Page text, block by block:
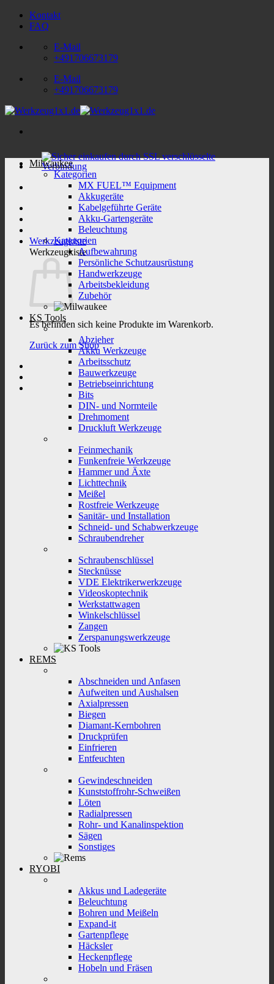
Zum
Inhalt
Kontakt
FAQ
E-Mail
+491706673179
E-Mail
+491706673179
Werkzeugkiste
Werkzeugkiste
Es befinden sich keine Produkte im Warenkorb.
Zurück zum Shop
Milwaukee
Kategorien
MX FUEL™ Equipment
Akkugeräte
Kabelgeführte Geräte
Akku-Gartengeräte
Beleuchtung
Kategorien
Aufbewahrung
Persönliche Schutzausrüstung
Handwerkzeuge
Arbeitsbekleidung
Zubehör
KS Tools
Abzieher
Akku Werkzeuge
Arbeitsschutz
Bauwerkzeuge
Betriebseinrichtung
Bits
DIN- und Normteile
Drehmoment
Druckluft Werkzeuge
Feinmechanik
Funkenfreie Werkzeuge
Hammer und Äxte
Lichttechnik
Meißel
Rostfreie Werkzeuge
Sanitär- und Installation
Schneid- und Schabwerkzeuge
Schraubendreher
Schraubenschlüssel
Stecknüsse
VDE Elektrikerwerkzeuge
Videoskoptechnik
Werkstattwagen
Winkelschlüssel
Zangen
Zerspanungswerkzeuge
REMS
Abschneiden und Anfasen
Aufweiten und Aushalsen
Axialpressen
Biegen
Diamant-Kernbohren
Druckprüfen
Einfrieren
Entfeuchten
Gewindeschneiden
Kunststoffrohr-Schweißen
Löten
Radialpressen
Rohr- und Kanalinspektion
Sägen
Sonstiges
RYOBI
Akkus und Ladegeräte
Beleuchtung
Bohren und Meißeln
Expand-it
Gartenpflege
Häcksler
Heckenpflege
Hobeln und Fräsen